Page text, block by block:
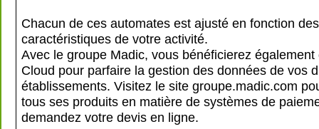
Chacun de ces automates est ajusté en fonction
caractéristiques de votre activité.
Avec le groupe Madic, vous bénéficierez également
Cloud pour parfaire la gestion des données de vos
établissements. Visitez le site groupe.madic.com
tous ses produits en matière de systèmes de
demandez votre devis en ligne.